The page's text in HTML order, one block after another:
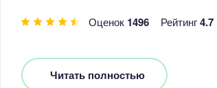
Оценок 1496 Рейтинг4.7
Читать полностью